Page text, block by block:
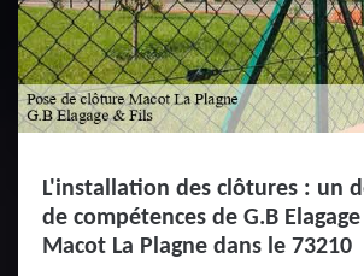
L'installation des clôtures : un
de compétences de G.B
Macot La Plagne dans le 73210